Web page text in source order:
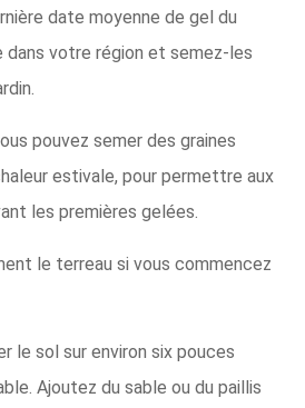
date moyenne de gel du
votre région et semez-les
pouvez semer des graines
estivale, pour permettre aux
les premières gelées.
le terreau si vous commencez
le sol sur environ six pouces
Ajoutez du sable ou du paillis